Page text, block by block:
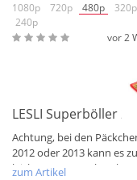
1080p
720p 480p
320p
240p
vor 2
LESLI Superböller 2
Achtung, bei den
2012 oder 2013 kann es zu
leichtem Postencharakter
zum Artikel